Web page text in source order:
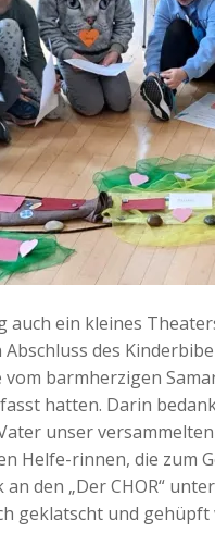
ein kleines
des
vom barmherzigen
hatten. Darin
unser
Helfe-rinnen, die zum
den „Der CHOR“
geklatscht und